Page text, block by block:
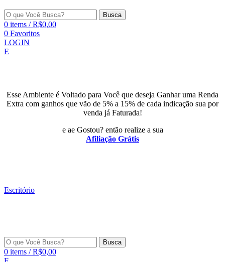
Busca
0 items / R$0,00
0 Favoritos
LOGIN
E
Esse Ambiente é Voltado para Você que deseja Ganhar uma Renda
Extra com ganhos que vão de 5% a 15% de cada indicação sua por
venda já Faturada!
e ae Gostou? então realize a sua
Afiliação Grátis
Escritório
Busca
0 items / R$0,00